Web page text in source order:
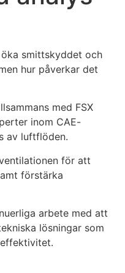
smittskyddet och
hur påverkar det
med FSX
inom CAE-
av luftflöden.
för att
förstärka
arbete med att
lösningar som